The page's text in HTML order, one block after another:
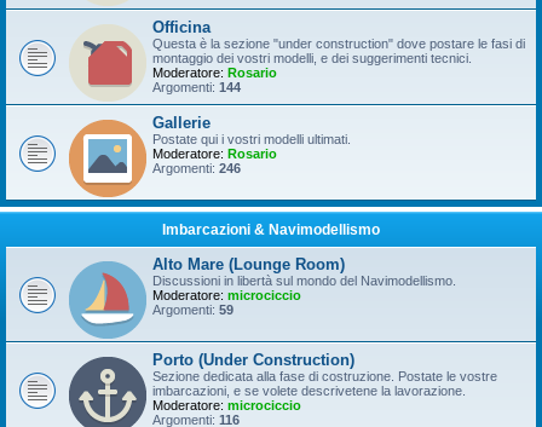
Officina
Questa è la sezione "under construction" dove postare le fasi di
montaggio dei vostri modelli, e dei suggerimenti tecnici.
Moderatore: Rosario
Argomenti: 144
Gallerie
Postate qui i vostri modelli ultimati.
Moderatore: Rosario
Argomenti: 246
Imbarcazioni & Navimodellismo
Alto Mare (Lounge Room)
Discussioni in libertà sul mondo del Navimodellismo.
Moderatore: microciccio
Argomenti: 59
Porto (Under Construction)
Sezione dedicata alla fase di costruzione. Postate le vostre
imbarcazioni, e se volete descrivetene la lavorazione.
Moderatore: microciccio
Argomenti: 116